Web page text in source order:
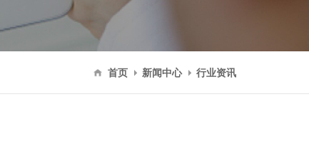
首页 新闻中心 行业资讯